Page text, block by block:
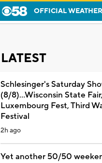
OFFICIAL
LATEST
Schlesinger's Saturday
(8/8)...Wisconsin State Fair,
Luxembourg Fest, Third
Festival
2h ago
Yet another 50/50